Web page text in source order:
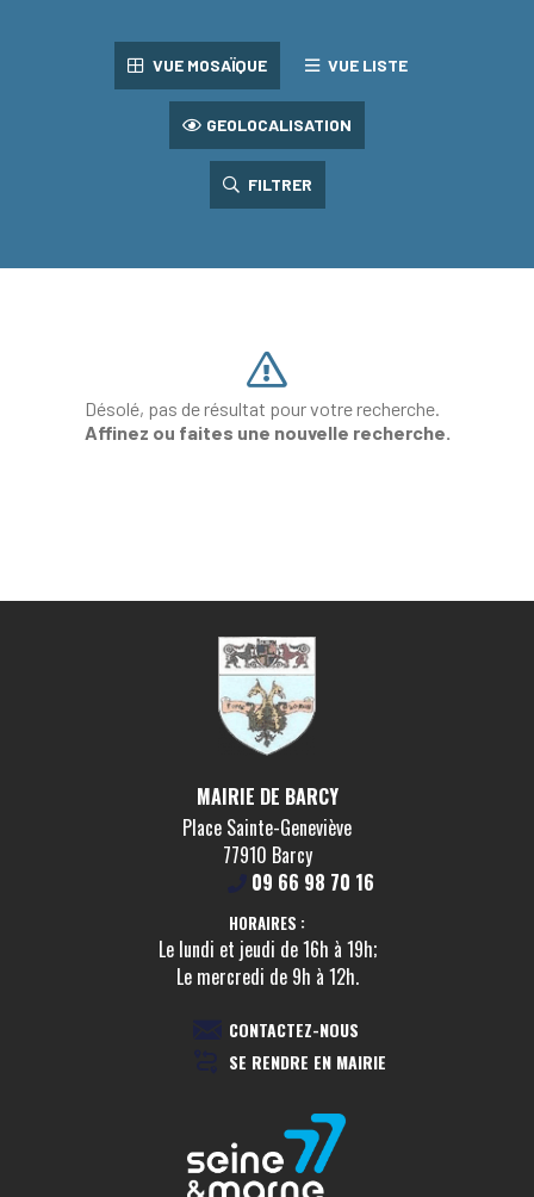
VUE MOSAÏQUE VUE LISTE
GEOLOCALISATION
FILTRER
Désolé, pas de résultat pour votre recherche.
Affinez ou faites une nouvelle recherche.
MAIRIE DE BARCY
Place Sainte-Geneviève
77910 Barcy
09 66 98 70 16
HORAIRES :
Le lundi et jeudi de 16h à 19h;
Le mercredi de 9h à 12h.
CONTACTEZ-NOUS
SE RENDRE EN MAIRIE